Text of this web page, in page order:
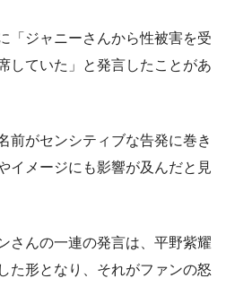
「ジャニーさんから性被害を受
していた」と発言したことがあ
前がセンシティブな告発に巻き
イメージにも影響が及んだと見
さんの一連の発言は、平野紫耀
た形となり、それがファンの怒